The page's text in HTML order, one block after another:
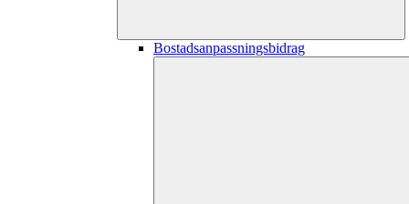
Bostadsanpassningsbidrag